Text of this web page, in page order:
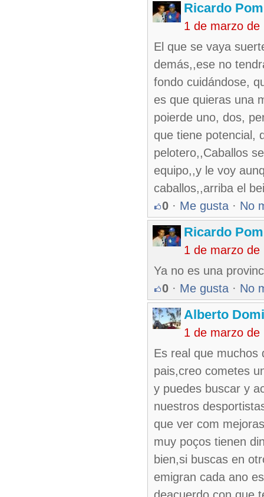
Ricardo
1 de marzo de
El que se vaya
demás,,ese no
fondo cuidándose,
es que quieras una
poierde uno, dos,
que tiene potencial,
pelotero,,Caballos
equipo,,y le voy
caballos,,arriba el
0 · Me gusta · No
Ricardo
1 de marzo de
Ya no es una
0 · Me gusta · No
Alberto
1 de marzo de
Es real que muchos
pais,creo cometes
y puedes buscar y
nuestros
que ver com
muy poços tienen
bien,si buscas en
emigran cada ano